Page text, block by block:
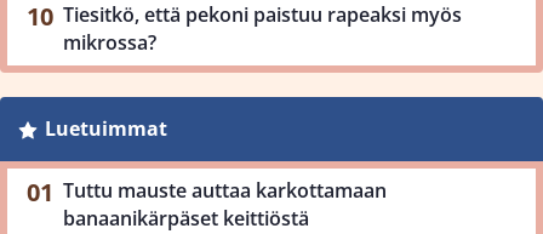
Tiesitkö, että pekoni paistuu rapeaksi myös
mikrossa?
Luetuimmat
Tuttu mauste auttaa karkottamaan
banaanikärpäset keittiöstä